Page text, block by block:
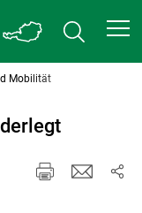
Mobilität